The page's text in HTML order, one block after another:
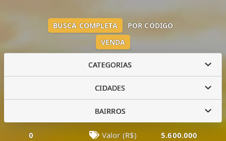
VENDA
BUSCA COMPLETA POR CÓDIGO
CATEGORIAS
CIDADES
BAIRROS
0 Valor (R$) 5.600.000